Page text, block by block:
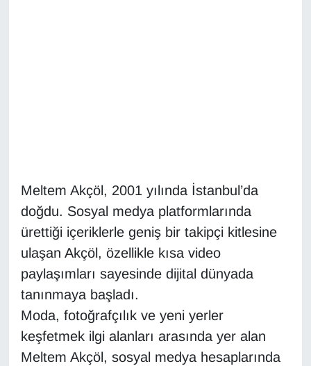
Meltem Akçöl, 2001 yılında İstanbul’da
doğdu. Sosyal medya platformlarında
ürettiği içeriklerle geniş bir takipçi kitlesine
ulaşan Akçöl, özellikle kısa video
paylaşımları sayesinde dijital dünyada
tanınmaya başladı.
Moda, fotoğrafçılık ve yeni yerler
keşfetmek ilgi alanları arasında yer alan
Meltem Akçöl, sosyal medya hesaplarında
En çok konuşulanlar
GENEL
Güncel
Gündem